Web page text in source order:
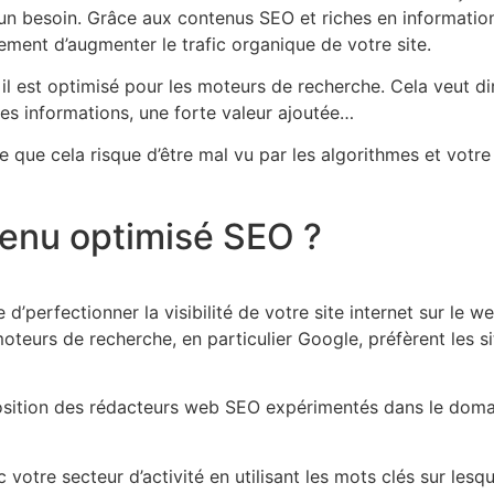
besoin. Grâce aux contenus SEO et riches en
d’augmenter le trafic organique de votre site.
est optimisé pour les moteurs de recherche. Cela veut
informations, une forte valeur ajoutée…
cela risque d’être mal vu par les algorithmes et
optimisé SEO ?
d’perfectionner la visibilité de votre site internet sur le
de recherche, en particulier Google, préfèrent les
des rédacteurs web SEO expérimentés dans le
secteur d’activité en utilisant les mots clés sur